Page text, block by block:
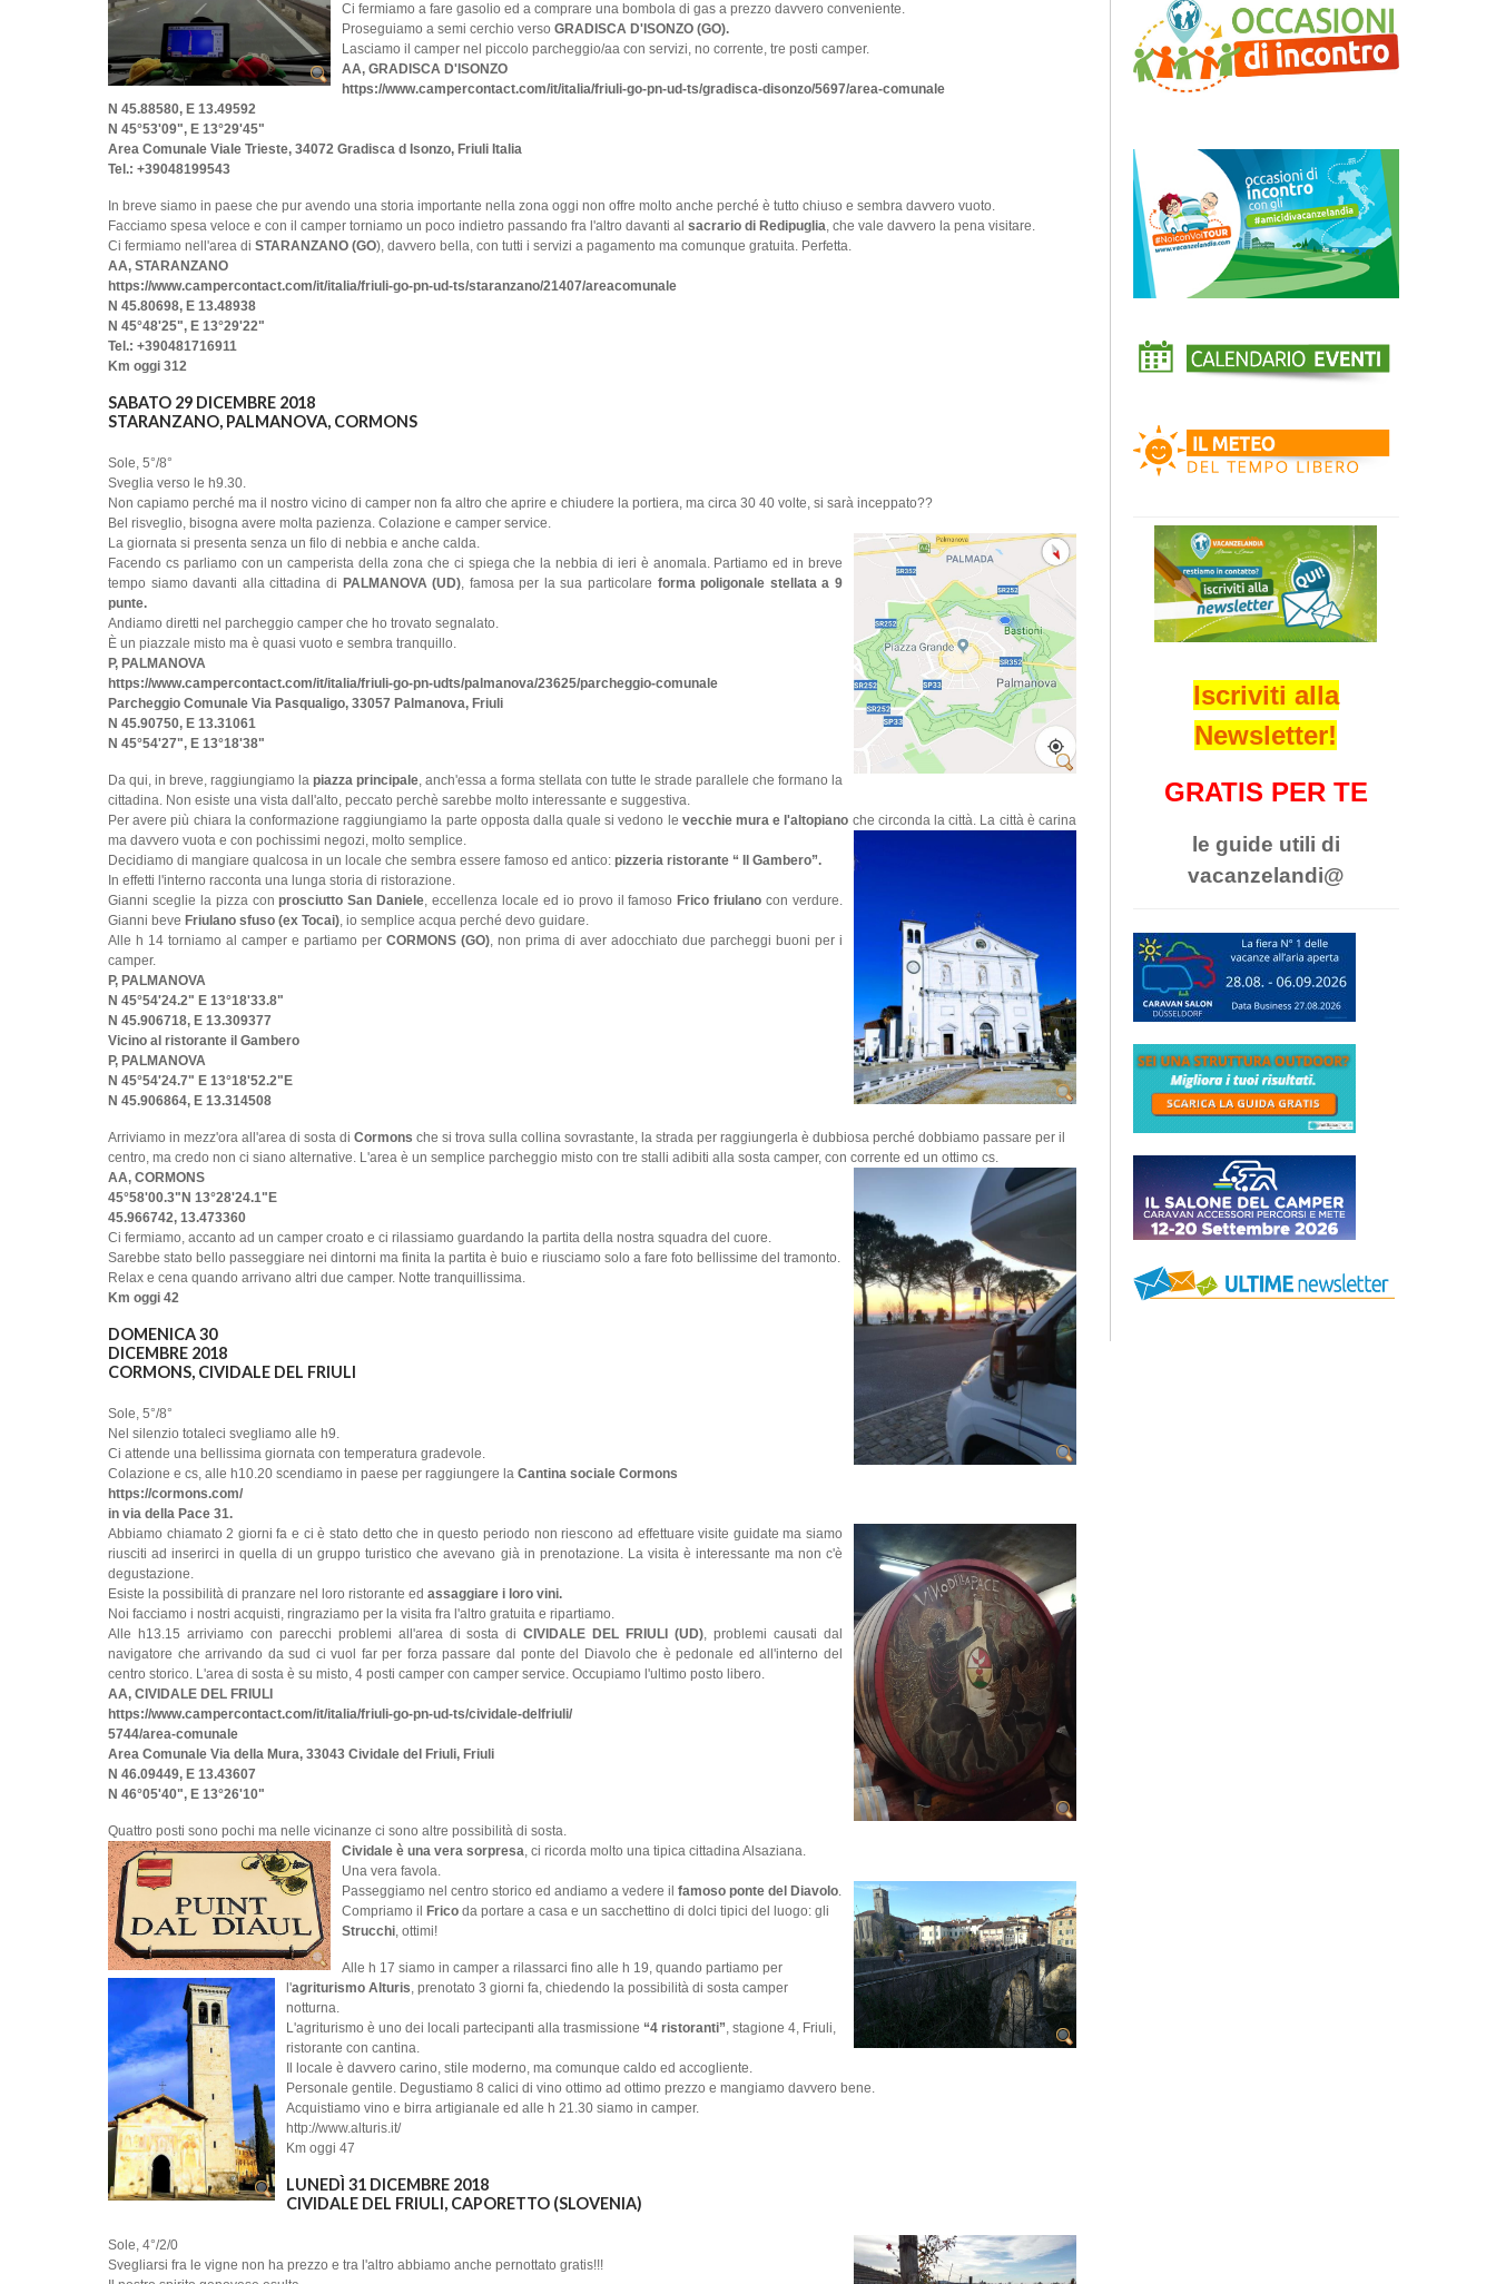
Ci fermiamo a fare gasolio ed a comprare una bombola di gas a prezzo davvero conveniente.
Proseguiamo a semi cerchio verso GRADISCA D'ISONZO (GO).
Lasciamo il camper nel piccolo parcheggio/aa con servizi, no corrente, tre posti camper.
AA, GRADISCA D'ISONZO
https://www.campercontact.com/it/italia/friuli-go-pn-ud-ts/gradisca-disonzo/5697/area-comunale
N 45.88580, E 13.49592
N 45°53'09", E 13°29'45"
Area Comunale Viale Trieste, 34072 Gradisca d Isonzo, Friuli Italia
Tel.: +39048199543
In breve siamo in paese che pur avendo una storia importante nella zona oggi non offre molto anche perché è tutto chiuso e sembra davvero vuoto.
Facciamo spesa veloce e con il camper torniamo un poco indietro passando fra l'altro davanti al sacrario di Redipuglia, che vale davvero la pena visitare.
Ci fermiamo nell'area di STARANZANO (GO), davvero bella, con tutti i servizi a pagamento ma comunque gratuita. Perfetta.
AA, STARANZANO
https://www.campercontact.com/it/italia/friuli-go-pn-ud-ts/staranzano/21407/areacomunale
N 45.80698, E 13.48938
N 45°48'25", E 13°29'22"
Tel.: +390481716911
Km oggi 312
SABATO 29 DICEMBRE 2018
STARANZANO, PALMANOVA, CORMONS
Sole, 5°/8°
Sveglia verso le h9.30.
Non capiamo perché ma il nostro vicino di camper non fa altro che aprire e chiudere la portiera, ma circa 30 40 volte, si sarà inceppato??
Bel risveglio, bisogna avere molta pazienza. Colazione e camper service.
La giornata si presenta senza un filo di nebbia e anche calda.
Facendo cs parliamo con un camperista della zona che ci spiega che la nebbia di ieri è anomala. Partiamo ed in breve
tempo siamo davanti alla cittadina di PALMANOVA (UD), famosa per la sua particolare forma poligonale stellata a 9
punte.
Andiamo diretti nel parcheggio camper che ho trovato segnalato.
È un piazzale misto ma è quasi vuoto e sembra tranquillo.
P, PALMANOVA
https://www.campercontact.com/it/italia/friuli-go-pn-udts/palmanova/23625/parcheggio-comunale
Parcheggio Comunale Via Pasqualigo, 33057 Palmanova, Friuli
N 45.90750, E 13.31061
N 45°54'27", E 13°18'38"
Da qui, in breve, raggiungiamo la piazza principale, anch'essa a forma stellata con tutte le strade parallele che formano la
cittadina. Non esiste una vista dall'alto, peccato perchè sarebbe molto interessante e suggestiva.
Per avere più chiara la conformazione raggiungiamo la parte opposta dalla quale si vedono le vecchie mura e l'altopiano che circonda la città. La città è carina
ma davvero vuota e con pochissimi negozi, molto semplice.
Decidiamo di mangiare qualcosa in un locale che sembra essere famoso ed antico: pizzeria ristorante “ Il Gambero”.
In effetti l'interno racconta una lunga storia di ristorazione.
Gianni sceglie la pizza conprosciutto San Daniele, eccellenza locale ed io provo il famoso Frico friulano con verdure.
Gianni beve Friulano sfuso (ex Tocai), io semplice acqua perché devo guidare.
Alle h 14 torniamo al camper e partiamo per CORMONS (GO), non prima di aver adocchiato due parcheggi buoni per i
camper.
P, PALMANOVA
N 45°54'24.2" E 13°18'33.8"
N 45.906718, E 13.309377
Vicino al ristorante il Gambero
P, PALMANOVA
N 45°54'24.7" E 13°18'52.2"E
N 45.906864, E 13.314508
Arriviamo in mezz'ora all'area di sosta di Cormons che si trova sulla collina sovrastante, la strada per raggiungerla è dubbiosa perché dobbiamo passare per il
centro, ma credo non ci siano alternative. L'area è un semplice parcheggio misto con tre stalli adibiti alla sosta camper, con corrente ed un ottimo cs.
AA, CORMONS
45°58'00.3"N 13°28'24.1"E
45.966742, 13.473360
Ci fermiamo, accanto ad un camper croato e ci rilassiamo guardando la partita della nostra squadra del cuore.
Sarebbe stato bello passeggiare nei dintorni ma finita la partita è buio e riusciamo solo a fare foto bellissime del tramonto.
Relax e cena quando arrivano altri due camper. Notte tranquillissima.
Km oggi 42
DOMENICA 30
DICEMBRE 2018
CORMONS, CIVIDALE DEL FRIULI
Sole, 5°/8°
Nel silenzio totaleci svegliamo alle h9.
Ci attende una bellissima giornata con temperatura gradevole.
Colazione e cs, alle h10.20 scendiamo in paese per raggiungere la Cantina sociale Cormons
https://cormons.com/
in via della Pace 31.
Abbiamo chiamato 2 giorni fa e ci è stato detto che in questo periodo non riescono ad effettuare visite guidate ma siamo
riusciti ad inserirci in quella di un gruppo turistico che avevano già in prenotazione. La visita è interessante ma non c'è
degustazione.
Esiste la possibilità di pranzare nel loro ristorante ed assaggiare i loro vini.
Noi facciamo i nostri acquisti, ringraziamo per la visita fra l'altro gratuita e ripartiamo.
Alle h13.15 arriviamo con parecchi problemi all'area di sosta diCIVIDALE DEL FRIULI (UD), problemi causati dal
navigatore che arrivando da sud ci vuol far per forza passare dal ponte del Diavolo che è pedonale ed all'interno del
centro storico. L'area di sosta è su misto, 4 posti camper con camper service. Occupiamo l'ultimo posto libero.
AA, CIVIDALE DEL FRIULI
https://www.campercontact.com/it/italia/friuli-go-pn-ud-ts/cividale-delfriuli/
5744/area-comunale
Area Comunale Via della Mura, 33043 Cividale del Friuli, Friuli
N 46.09449, E 13.43607
N 46°05'40", E 13°26'10"
Quattro posti sono pochi ma nelle vicinanze ci sono altre possibilità di sosta.
Cividale è una vera sorpresa, ci ricorda molto una tipica cittadina Alsaziana.
Una vera favola.
Passeggiamo nel centro storico ed andiamo a vedere il famoso ponte del Diavolo.
Compriamo il
Frico da portare a casa e un sacchettino di dolci tipici del luogo: gli
Strucchi, ottimi!
Alle h 17 siamo in camper a rilassarci fino alle h 19, quando partiamo per
l'agriturismo Alturis, prenotato 3 giorni fa, chiedendo la possibilità di sosta camper
notturna.
L'agriturismo è uno dei locali partecipanti alla trasmissione “4 ristoranti”, stagione 4, Friuli,
ristorante con cantina.
Il locale è davvero carino, stile moderno, ma comunque caldo ed accogliente.
Personale gentile. Degustiamo 8 calici di vino ottimo ad ottimo prezzo e mangiamo davvero bene.
Acquistiamo vino e birra artigianale ed alle h 21.30 siamo in camper.
http://www.alturis.it/
Km oggi 47
LUNEDÌ 31 DICEMBRE 2018
CIVIDALE DEL FRIULI, CAPORETTO (SLOVENIA)
Sole, 4°/2/0
Svegliarsi fra le vigne non ha prezzo e tra l'altro abbiamo anche pernottato gratis!!!
Iscriviti alla
Newsletter!
GRATIS PER TE
le guide utili di
vacanzelandi@